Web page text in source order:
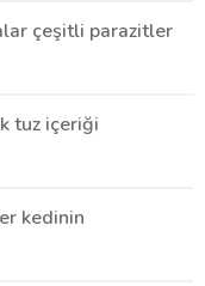
çeşitli parazitler
tuz içeriği
kedinin